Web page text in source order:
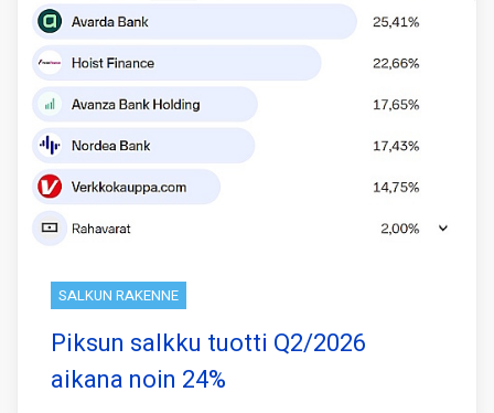
SALKUN RAKENNE
Piksun salkku tuotti Q2/2026
aikana noin 24%